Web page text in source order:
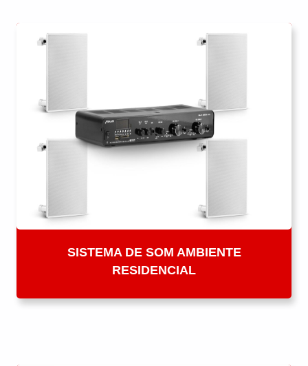
SISTEMA DE SOM AMBIENTE
RESIDENCIAL